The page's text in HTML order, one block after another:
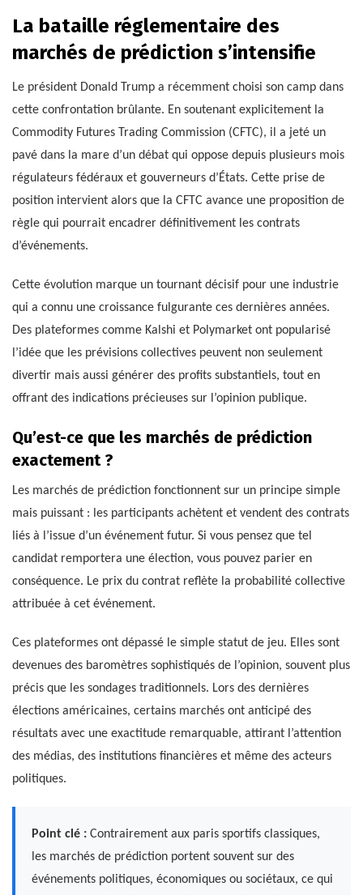
La bataille réglementaire des
marchés de prédiction s’intensifie
Le président Donald Trump a récemment choisi son camp dans
cette confrontation brûlante. En soutenant explicitement la
Commodity Futures Trading Commission (CFTC), il a jeté un
pavé dans la mare d’un débat qui oppose depuis plusieurs mois
régulateurs fédéraux et gouverneurs d’États. Cette prise de
position intervient alors que la CFTC avance une proposition de
règle qui pourrait encadrer définitivement les contrats
d’événements.
Cette évolution marque un tournant décisif pour une industrie
qui a connu une croissance fulgurante ces dernières années.
Des plateformes comme Kalshi et Polymarket ont popularisé
l’idée que les prévisions collectives peuvent non seulement
divertir mais aussi générer des profits substantiels, tout en
offrant des indications précieuses sur l’opinion publique.
Qu’est-ce que les marchés de prédiction
exactement ?
Les marchés de prédiction fonctionnent sur un principe simple
mais puissant : les participants achètent et vendent des contrats
liés à l’issue d’un événement futur. Si vous pensez que tel
candidat remportera une élection, vous pouvez parier en
conséquence. Le prix du contrat reflète la probabilité collective
attribuée à cet événement.
Ces plateformes ont dépassé le simple statut de jeu. Elles sont
devenues des baromètres sophistiqués de l’opinion, souvent plus
précis que les sondages traditionnels. Lors des dernières
élections américaines, certains marchés ont anticipé des
résultats avec une exactitude remarquable, attirant l’attention
des médias, des institutions financières et même des acteurs
politiques.
Point clé : Contrairement aux paris sportifs classiques,
les marchés de prédiction portent souvent sur des
événements politiques, économiques ou sociétaux, ce qui